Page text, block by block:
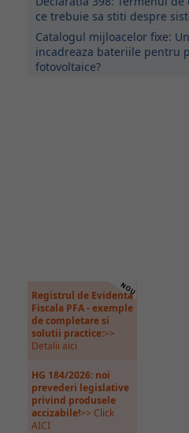
ce trebuie sa stiti despre
Catalogul mijloacelor fixe:
incadreaza bateriile pentru
fotovoltaice?
Registrul de Evidenta
Fiscala PFA - exemple
de completare si
solutii practice:>>
Detalii aici
HG 184/2026: noi
prevederi legislative
privind produsele
accizabile!>> Click
AICI